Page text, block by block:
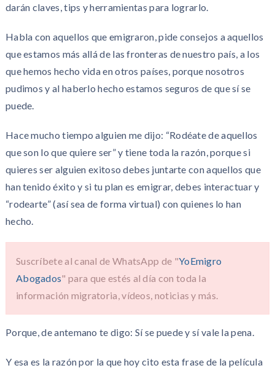
darán claves, tips y herramientas para lograrlo.
Habla con aquellos que emigraron, pide consejos a aquellos
que estamos más allá de las fronteras de nuestro país, a los
que hemos hecho vida en otros países, porque nosotros
pudimos y al haberlo hecho estamos seguros de que sí se
puede.
Hace mucho tiempo alguien me dijo: “Rodéate de aquellos
que son lo que quiere ser” y tiene toda la razón, porque si
quieres ser alguien exitoso debes juntarte con aquellos que
han tenido éxito y si tu plan es emigrar, debes interactuar y
“rodearte” (así sea de forma virtual) con quienes lo han
hecho.
Suscríbete al canal de WhatsApp de "YoEmigro
Abogados" para que estés al día con toda la
información migratoria, vídeos, noticias y más.
Porque, de antemano te digo: Sí se puede y sí vale la pena.
Y esa es la razón por la que hoy cito esta frase de la película